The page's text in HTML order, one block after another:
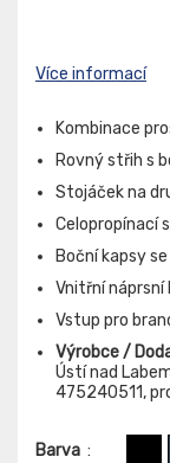
Více informací
Kombinace
Rovný střih s
Stojáček na
Celopropínací
Boční kapsy
Vnitřní náprsní
Vstup pro
Výrobce /
Ústí nad
475240511,
Barva :